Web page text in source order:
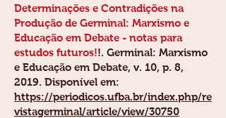
Determinações e Contradições na
Produção de Germinal: Marxismo e
Educação em Debate - notas para
estudos futuros!!. Germinal: Marxismo
e Educação em Debate, v. 10, p. 8,
2019. Disponível em:
https://periodicos.ufba.br/index.php/re
vistagerminal/article/view/30750